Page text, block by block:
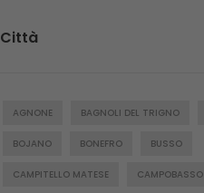
Città
AGNONE BAGNOLI DEL TRIGNO
BOJANO BONEFRO BUSSO
CAMPITELLO MATESE CAMPOBASSO